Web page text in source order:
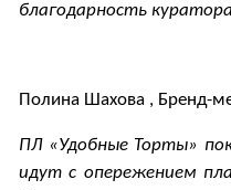
благодарность
Полина Шахова , Бренд-
ПЛ «Удобные Торты»
идут с опережением